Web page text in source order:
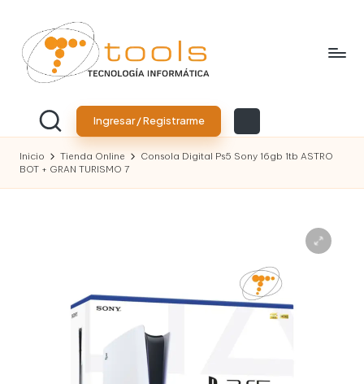
contenido
o
l
tienda
tecnología
Ingresar / Registrarme
Inicio Tienda Online
Consola Digital Ps5 Sony 16gb 1tb ASTRO
BOT + GRAN TURISMO 7